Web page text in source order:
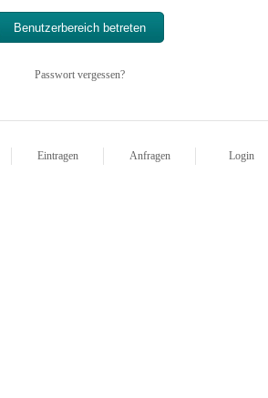
Passwort vergessen?
Eintragen Anfragen Login